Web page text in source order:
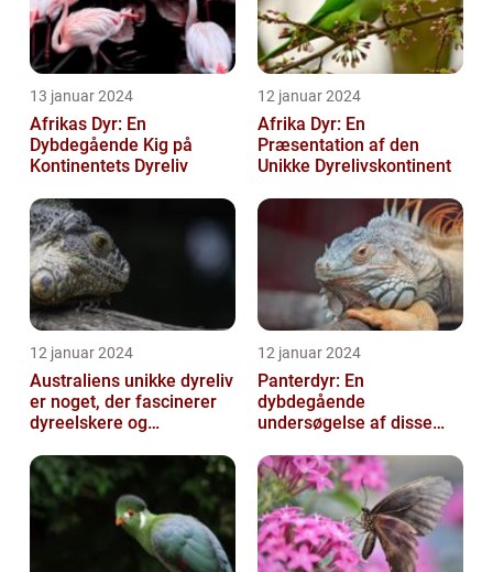
13 januar 2024
Afrikas Dyr: En
Dybdegående Kig på
Kontinentets Dyreliv
12 januar 2024
Afrika Dyr: En
Præsentation af den
Unikke Dyrelivskontinent
12 januar 2024
Australiens unikke dyreliv
er noget, der fascinerer
dyreelskere og
hele verden
12 januar 2024
Panterdyr: En
dybdegående
undersøgelse af disse